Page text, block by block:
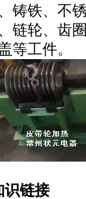
铸铁、不
链轮、齿
等工件。
识链接